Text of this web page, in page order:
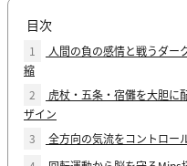
目次
1
人間の負の感情と戦うダー
縮
2
虎杖・五条・宿儺を大胆に
ザイン
3
全方向の気流をコントロー